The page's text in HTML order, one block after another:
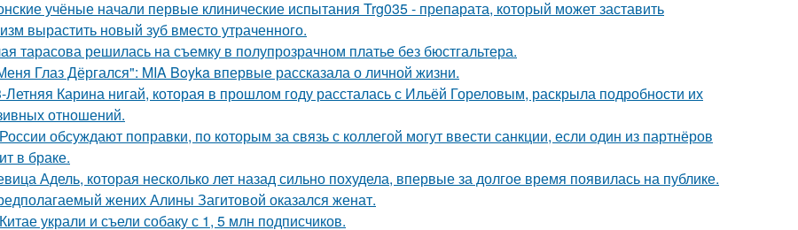
учёные начали первые клинические испытания Trg035 - препарата, который может заставить
вырастить новый зуб вместо утраченного.
тарасова решилась на съемку в полупрозрачном платье без бюстгальтера.
Глаз Дёргался": MIA Boyka впервые рассказала о личной жизни.
Летняя Карина нигай, которая в прошлом году рассталась с Ильёй Гореловым, раскрыла подробности их
отношений.
обсуждают поправки, по которым за связь с коллегой могут ввести санкции, если один из партнёров
в браке.
Адель, которая несколько лет назад сильно похудела, впервые за долгое время появилась на публике.
жених Алины Загитовой оказался женат.
украли и съели собаку с 1, 5 млн подписчиков.